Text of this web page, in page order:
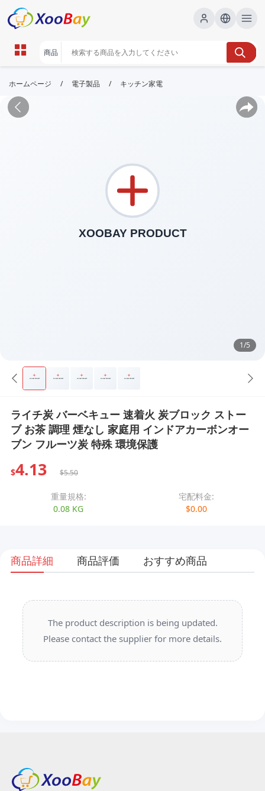
ホームページ / 電子製品 / キッチン家電
1/5
ライチ炭 バーベキュー 速着火 炭ブロック ストー
ブ お茶 調理 煙なし 家庭用 インドアカーボンオー
ブン フルーツ炭 特殊 環境保護
$4.13 $5.50
重量規格:
0.08 KG
宅配料金:
$0.00
商品詳細 商品評価 おすすめ商品
The product description is being updated.
Please contact the supplier for more details.